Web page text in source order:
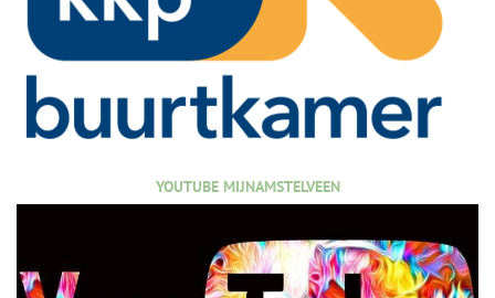
YOUTUBE MIJNAMSTELVEEN